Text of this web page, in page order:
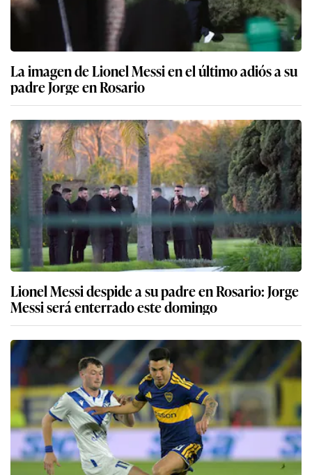
La imagen de Lionel Messi en el último adiós a su
padre Jorge en Rosario
Lionel Messi despide a su padre en Rosario: Jorge
Messi será enterrado este domingo